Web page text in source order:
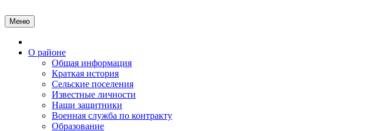
к
содержимому
Меню
О районе
Общая информация
Краткая история
Сельские поселения
Известные личности
Наши защитники
Военная служба по контракту
Образование